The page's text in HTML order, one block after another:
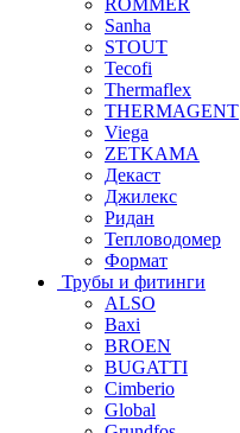
Sanha
STOUT
Tecofi
Thermaflex
THERMAGENT
Viega
ZETKAMA
Декаст
Джилекс
Ридан
Тепловодомер
Формат
Трубы и фитинги
ALSO
Baxi
BROEN
BUGATTI
Cimberio
Global